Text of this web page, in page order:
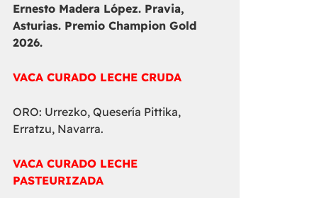
Ernesto Madera López. Pravia,
Asturias. Premio Champion Gold
2026.
VACA CURADO LECHE CRUDA
ORO: Urrezko, Quesería Pittika,
Erratzu, Navarra.
VACA CURADO LECHE
PASTEURIZADA